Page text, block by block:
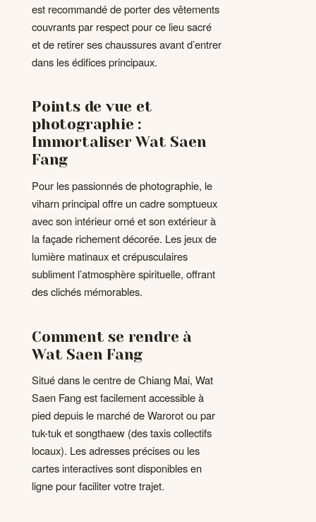
est recommandé de porter des vêtements
couvrants par respect pour ce lieu sacré
et de retirer ses chaussures avant d’entrer
dans les édifices principaux.
Points de vue et
photographie :
Immortaliser Wat Saen
Fang
Pour les passionnés de photographie, le
viharn principal offre un cadre somptueux
avec son intérieur orné et son extérieur à
la façade richement décorée. Les jeux de
lumière matinaux et crépusculaires
subliment l’atmosphère spirituelle, offrant
des clichés mémorables.
Comment se rendre à
Wat Saen Fang
Situé dans le centre de Chiang Mai, Wat
Saen Fang est facilement accessible à
pied depuis le marché de Warorot ou par
tuk-tuk et songthaew (des taxis collectifs
locaux). Les adresses précises ou les
cartes interactives sont disponibles en
ligne pour faciliter votre trajet.